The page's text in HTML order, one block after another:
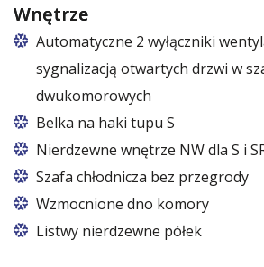
Wnętrze
Automatyczne 2 wyłączniki
sygnalizacją otwartych drzwi w
dwukomorowych
Belka na haki tupu S
Cena dotyczy jednej belki w
Nierdzewne wnętrze NW dla S i
Szafa chłodnicza bez przegrody
Wzmocnione dno komory
Listwy nierdzewne półek